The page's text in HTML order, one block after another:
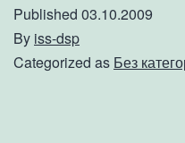
Published 03.10.2009
By iss-dsp
Categorized as Без